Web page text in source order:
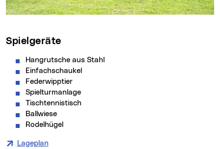
Spielgeräte
Hangrutsche aus Stahl
Einfachschaukel
Federwipptier
Spielturmanlage
Tischtennistisch
Ballwiese
Rodelhügel
Lageplan